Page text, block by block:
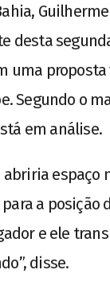
desta
uma proposta
Segundo o
em análise.
abriria espaço
a posição
e ele
disse.